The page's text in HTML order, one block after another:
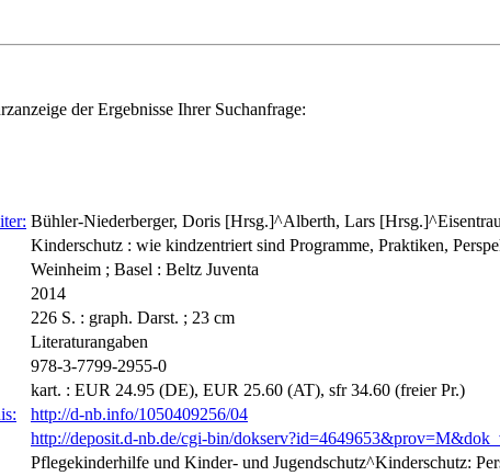
der Ergebnisse Ihrer Suchanfrage:
Bühler-Niederberger, Doris [Hrsg.]^Alberth, Lars
Kinderschutz : wie kindzentriert sind Programme, Praktiken,
Weinheim ; Basel : Beltz Juventa
2014
226 S. : graph. Darst. ; 23 cm
Literaturangaben
978-3-7799-2955-0
kart. : EUR 24.95 (DE), EUR 25.60 (AT), sfr 34.60 (freier Pr.)
http://d-nb.info/1050409256/04
http://deposit.d-nb.de/cgi-bin/
Pflegekinderhilfe und Kinder- und Jugendschutz^Kinderschutz: